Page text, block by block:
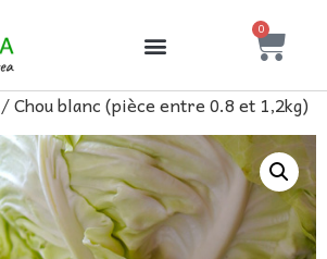
0
/ Chou blanc (pièce entre 0.8 et 1,2kg)